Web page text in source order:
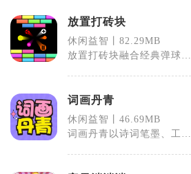
放置打砖块
休闲益智丨82.29MB
放置打砖块融合经典弹球打
词画丹青
休闲益智丨46.69MB
词画丹青以诗词笔墨、工笔